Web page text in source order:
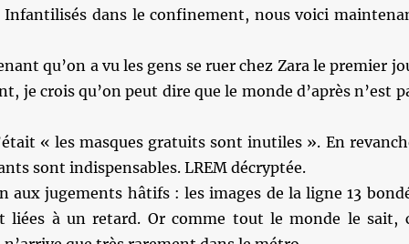
dans le confinement, nous voici
qu’on a vu les gens se ruer chez Zara le premier
je crois qu’on peut dire que le monde d’après n’est
« les masques gratuits sont inutiles ». En
sont indispensables. LREM décryptée.
aux jugements hâtifs : les images de la ligne 13
liées à un retard. Or comme tout le monde le sait,